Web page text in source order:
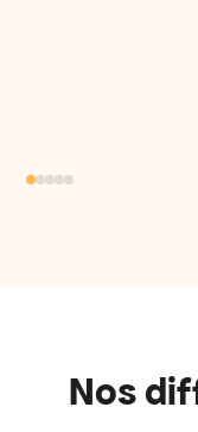
Nos